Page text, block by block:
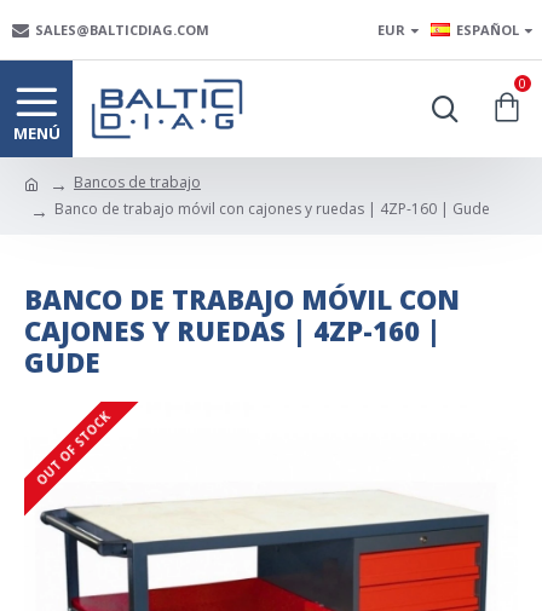
SALES@BALTICDIAG.COM EUR ESPAÑOL
0
Bancos de trabajo
Banco de trabajo móvil con cajones y ruedas | 4ZP-160 | Gude
BANCO DE TRABAJO MÓVIL CON
CAJONES Y RUEDAS | 4ZP-160 |
GUDE
OUT OF STOCK